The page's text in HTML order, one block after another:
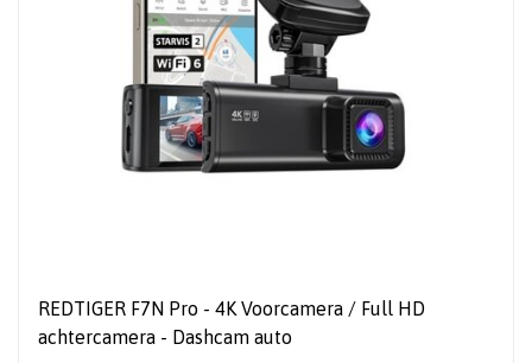
REDTIGER F7N Pro - 4K Voorcamera / Full HD
achtercamera - Dashcam auto